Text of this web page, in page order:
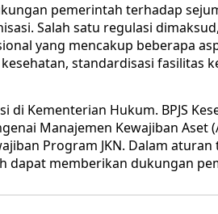
pemerintah terhadap
Salah satu regulasi
yang mencakup beberapa
standardisasi fasilitas
Kementerian Hukum. BPJS
Manajemen Kewajiban Aset
Program JKN. Dalam aturan
dapat memberikan dukungan